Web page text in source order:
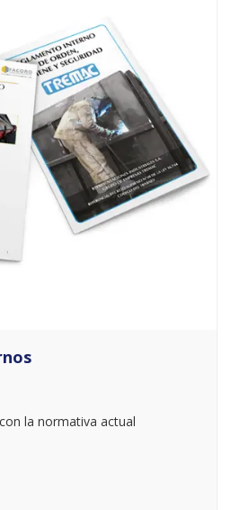
la normativa actual